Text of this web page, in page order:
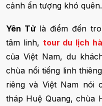
cảnh ấn tượng khó quên.
Yên Tửlà điểm đến
tâm linh, tour du lịch
của Việt Nam, du
chùa nổi tiếng linh
riêng và Việt Nam nói
tháp Huệ Quang, chùa